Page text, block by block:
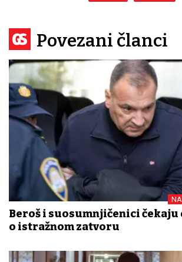
Povezani članci
Beroš i suosumnjičenici
o istražnom zatvoru